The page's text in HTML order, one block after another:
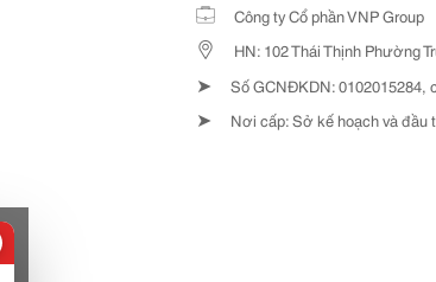
Công ty Cổ phần VNP Group
HN: 102 Thái Thịnh Phường
➤ Số GCNĐKDN: 0102015284,
➤ Nơi cấp: Sở kế hoạch và đầu